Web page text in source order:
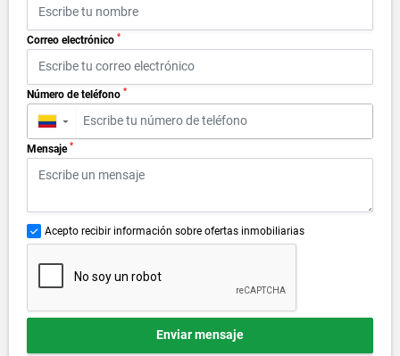
Correo electrónico *
Número de teléfono *
▼
Mensaje *
Acepto recibir información sobre ofertas inmobiliarias
Enviar mensaje